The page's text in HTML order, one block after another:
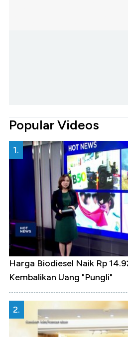
Popular Videos
1.
Harga Biodiesel Naik Rp
Kembalikan Uang "Pungli"
2.